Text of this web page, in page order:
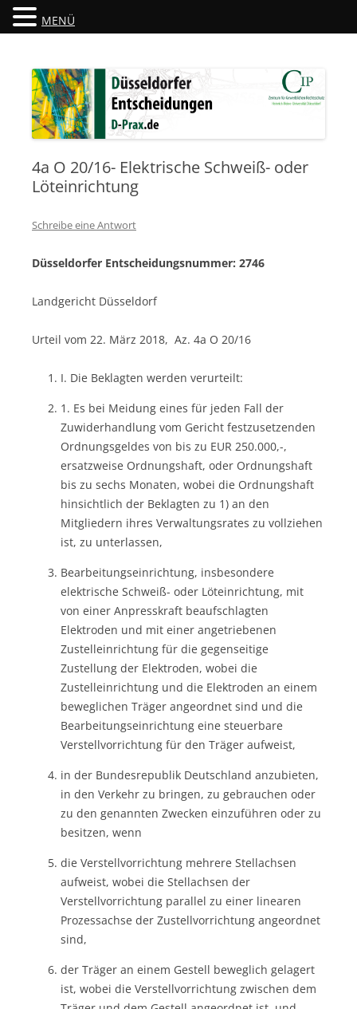
Düsseldorfer Entscheidungen
4a O 20/16- Elektrische Schweiß- oder
Löteinrichtung
Schreibe eine Antwort
Düsseldorfer Entscheidungsnummer: 2746
Landgericht Düsseldorf
Urteil vom 22. März 2018, Az. 4a O 20/16
I. Die Beklagten werden verurteilt:
1. Es bei Meidung eines für jeden Fall der
Zuwiderhandlung vom Gericht festzusetzenden
Ordnungsgeldes von bis zu EUR 250.000,-,
ersatzweise Ordnungshaft, oder Ordnungshaft
bis zu sechs Monaten, wobei die Ordnungshaft
hinsichtlich der Beklagten zu 1) an den
Mitgliedern ihres Verwaltungsrates zu vollziehen
ist, zu unterlassen,
Bearbeitungseinrichtung, insbesondere
elektrische Schweiß- oder Löteinrichtung, mit
von einer Anpresskraft beaufschlagten
Elektroden und mit einer angetriebenen
Zustelleinrichtung für die gegenseitige
Zustellung der Elektroden, wobei die
Zustelleinrichtung und die Elektroden an einem
beweglichen Träger angeordnet sind und die
Bearbeitungseinrichtung eine steuerbare
Verstellvorrichtung für den Träger aufweist,
in der Bundesrepublik Deutschland anzubieten,
in den Verkehr zu bringen, zu gebrauchen oder
zu den genannten Zwecken einzuführen oder zu
besitzen, wenn
die Verstellvorrichtung mehrere Stellachsen
aufweist, wobei die Stellachsen der
Verstellvorrichtung parallel zu einer linearen
Prozessachse der Zustellvorrichtung angeordnet
sind,
der Träger an einem Gestell beweglich gelagert
ist, wobei die Verstellvorrichtung zwischen dem
MENÜ